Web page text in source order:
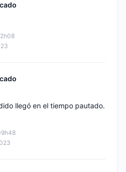
llegó en el tiempo pautado.